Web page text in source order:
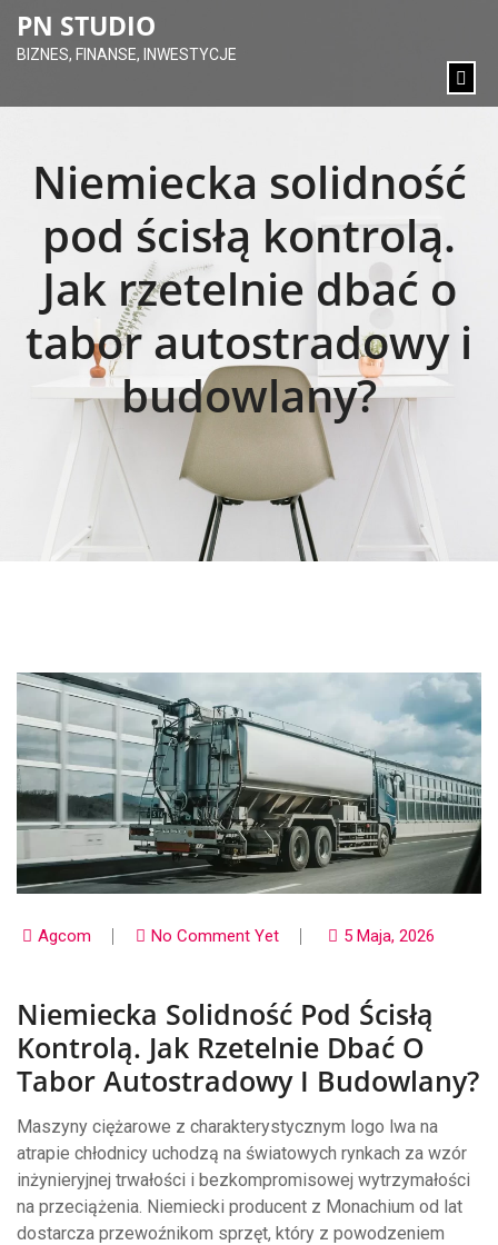
PN STUDIO
BIZNES, FINANSE, INWESTYCJE
Niemiecka solidność
pod ścisłą kontrolą.
Jak rzetelnie dbać o
tabor autostradowy i
budowlany?
Agcom No Comment Yet 5 Maja, 2026
Niemiecka Solidność Pod Ścisłą
Kontrolą. Jak Rzetelnie Dbać O
Tabor Autostradowy I Budowlany?
Maszyny ciężarowe z charakterystycznym logo lwa na
atrapie chłodnicy uchodzą na światowych rynkach za wzór
inżynieryjnej trwałości i bezkompromisowej wytrzymałości
na przeciążenia. Niemiecki producent z Monachium od lat
dostarcza przewoźnikom sprzęt, który z powodzeniem